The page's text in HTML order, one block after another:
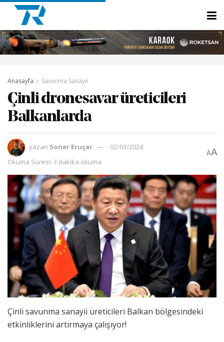
Anasayfa Savunma Sanayii
Çinli dronesavar üreticileri
Balkanlarda
yazan Soner Eruçar
02/03/2024
Okuma Süresi: 3 dakika okuma
AA
Çinli savunma sanayii üreticileri Balkan bölgesindeki
etkinliklerini artırmaya çalışıyor!